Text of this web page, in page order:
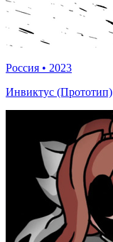
Россия • 2023
Инвиктус (Прототип)